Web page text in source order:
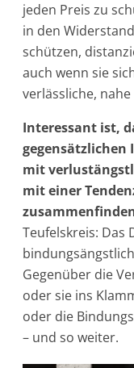
jeden Preis zu
in den
schützen,
auch wenn sie
verlässliche,
Interessant ist,
gegensätzlichen
mit
mit einer
Teufelskreis: Das
Gegenüber die
oder sie ins
oder die
– und so weiter.